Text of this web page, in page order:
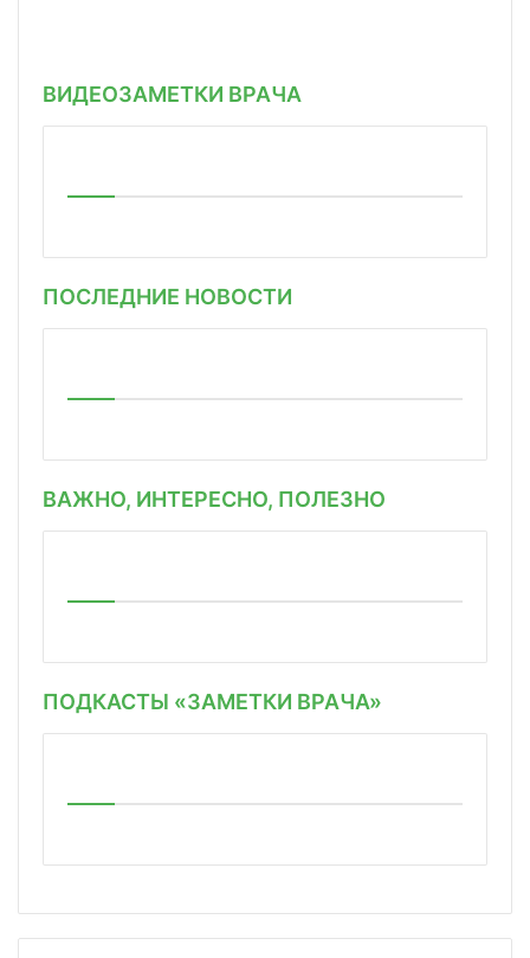
ВИДЕОЗАМЕТКИ ВРАЧА
ПОСЛЕДНИЕ НОВОСТИ
ВАЖНО, ИНТЕРЕСНО, ПОЛЕЗНО
ПОДКАСТЫ «ЗАМЕТКИ ВРАЧА»